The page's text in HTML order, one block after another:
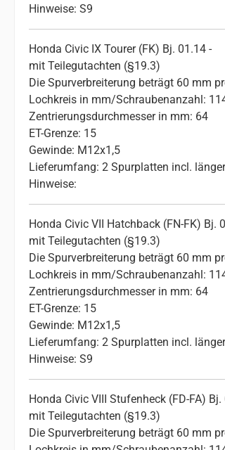
Hinweise: S9
Honda Civic IX Tourer (FK) Bj. 01.14 -
mit Teilegutachten (§19.3)
Die Spurverbreiterung beträgt 60 mm
Lochkreis in mm/Schraubenanzahl:
Zentrierungsdurchmesser in mm: 64
ET-Grenze: 15
Gewinde: M12x1,5
Lieferumfang: 2 Spurplatten incl.
Hinweise:
Honda Civic VII Hatchback (FN-FK) Bj.
mit Teilegutachten (§19.3)
Die Spurverbreiterung beträgt 60 mm
Lochkreis in mm/Schraubenanzahl:
Zentrierungsdurchmesser in mm: 64
ET-Grenze: 15
Gewinde: M12x1,5
Lieferumfang: 2 Spurplatten incl.
Hinweise: S9
Honda Civic VIII Stufenheck (FD-FA) Bj.
mit Teilegutachten (§19.3)
Die Spurverbreiterung beträgt 60 mm